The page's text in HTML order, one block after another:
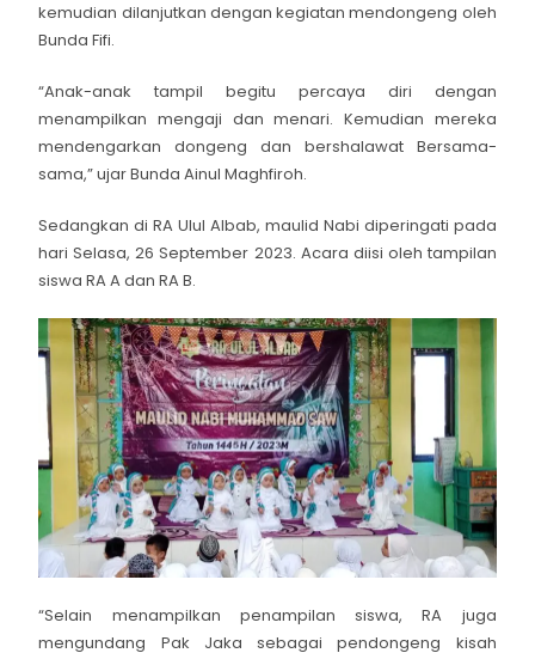
kemudian dilanjutkan dengan kegiatan mendongeng oleh
Bunda Fifi.
“Anak-anak tampil begitu percaya diri dengan
menampilkan mengaji dan menari. Kemudian mereka
mendengarkan dongeng dan bershalawat Bersama-
sama,” ujar Bunda Ainul Maghfiroh.
Sedangkan di RA Ulul Albab, maulid Nabi diperingati pada
hari Selasa, 26 September 2023. Acara diisi oleh tampilan
siswa RA A dan RA B.
“Selain menampilkan penampilan siswa, RA juga
mengundang Pak Jaka sebagai pendongeng kisah